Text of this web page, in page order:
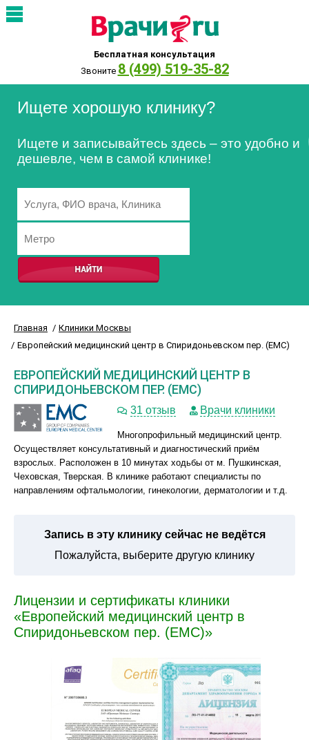
Бесплатная консультация
Звоните 8 (499) 519-35-82
Ищете хорошую клинику?
Ищете и записывайтесь здесь – это удобно и
дешевле, чем в самой клинике!
Главная
Клиники Москвы
Европейский медицинский центр в Спиридоньевском пер. (ЕМС)
ЕВРОПЕЙСКИЙ МЕДИЦИНСКИЙ ЦЕНТР В
СПИРИДОНЬЕВСКОМ ПЕР. (ЕМС)
31 отзыв Врачи клиники
Многопрофильный медицинский центр.
Осуществляет консультативный и диагностический приём
взрослых. Расположен в 10 минутах ходьбы от м. Пушкинская,
Чеховская, Тверская. В клинике работают специалисты по
направлениям офтальмологии, гинекологии, дерматологии и т.д.
Запись в эту клинику сейчас не ведётся
Пожалуйста, выберите другую клинику
Лицензии и сертификаты клиники
«Европейский медицинский центр в
Спиридоньевском пер. (ЕМС)»